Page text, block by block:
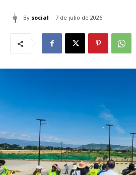
By social 7 de julio de 2026